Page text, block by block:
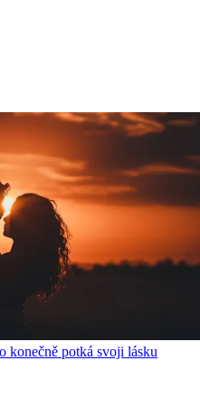
konečně potká svoji lásku